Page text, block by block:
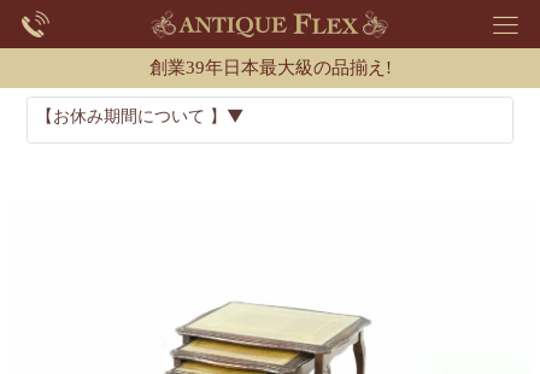
創業39年日本最大級の品揃え!
【お休み期間について 】▼